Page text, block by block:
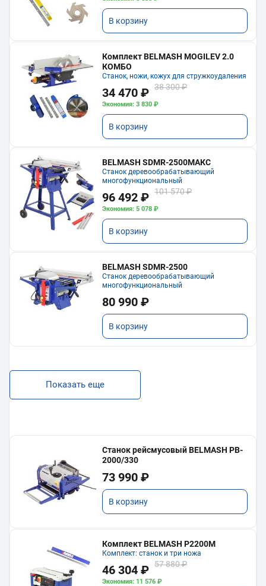
В корзину
Комплект BELMASH MOGILEV 2.0
КОМБО
Станок, ножи, кожух для стружкоудаления
34 470 ₽ 38 300 ₽
Экономия: 3 830 ₽
В корзину
BELMASH SDMR-2500МАКС
Станок деревообрабатывающий
многофункциональный
96 492 ₽ 101 570 ₽
Экономия: 5 078 ₽
В корзину
BELMASH SDMR-2500
Станок деревообрабатывающий
многофункциональный
80 990 ₽
В корзину
Показать еще
Станок рейсмусовый BELMASH PB-
2000/330
73 990 ₽
В корзину
Комплект BELMASH P2200M
Комплект: станок и три ножа
46 304 ₽ 57 880 ₽
Экономия: 11 576 ₽